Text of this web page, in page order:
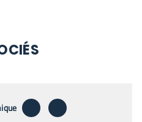
téléchargerenvoyer par